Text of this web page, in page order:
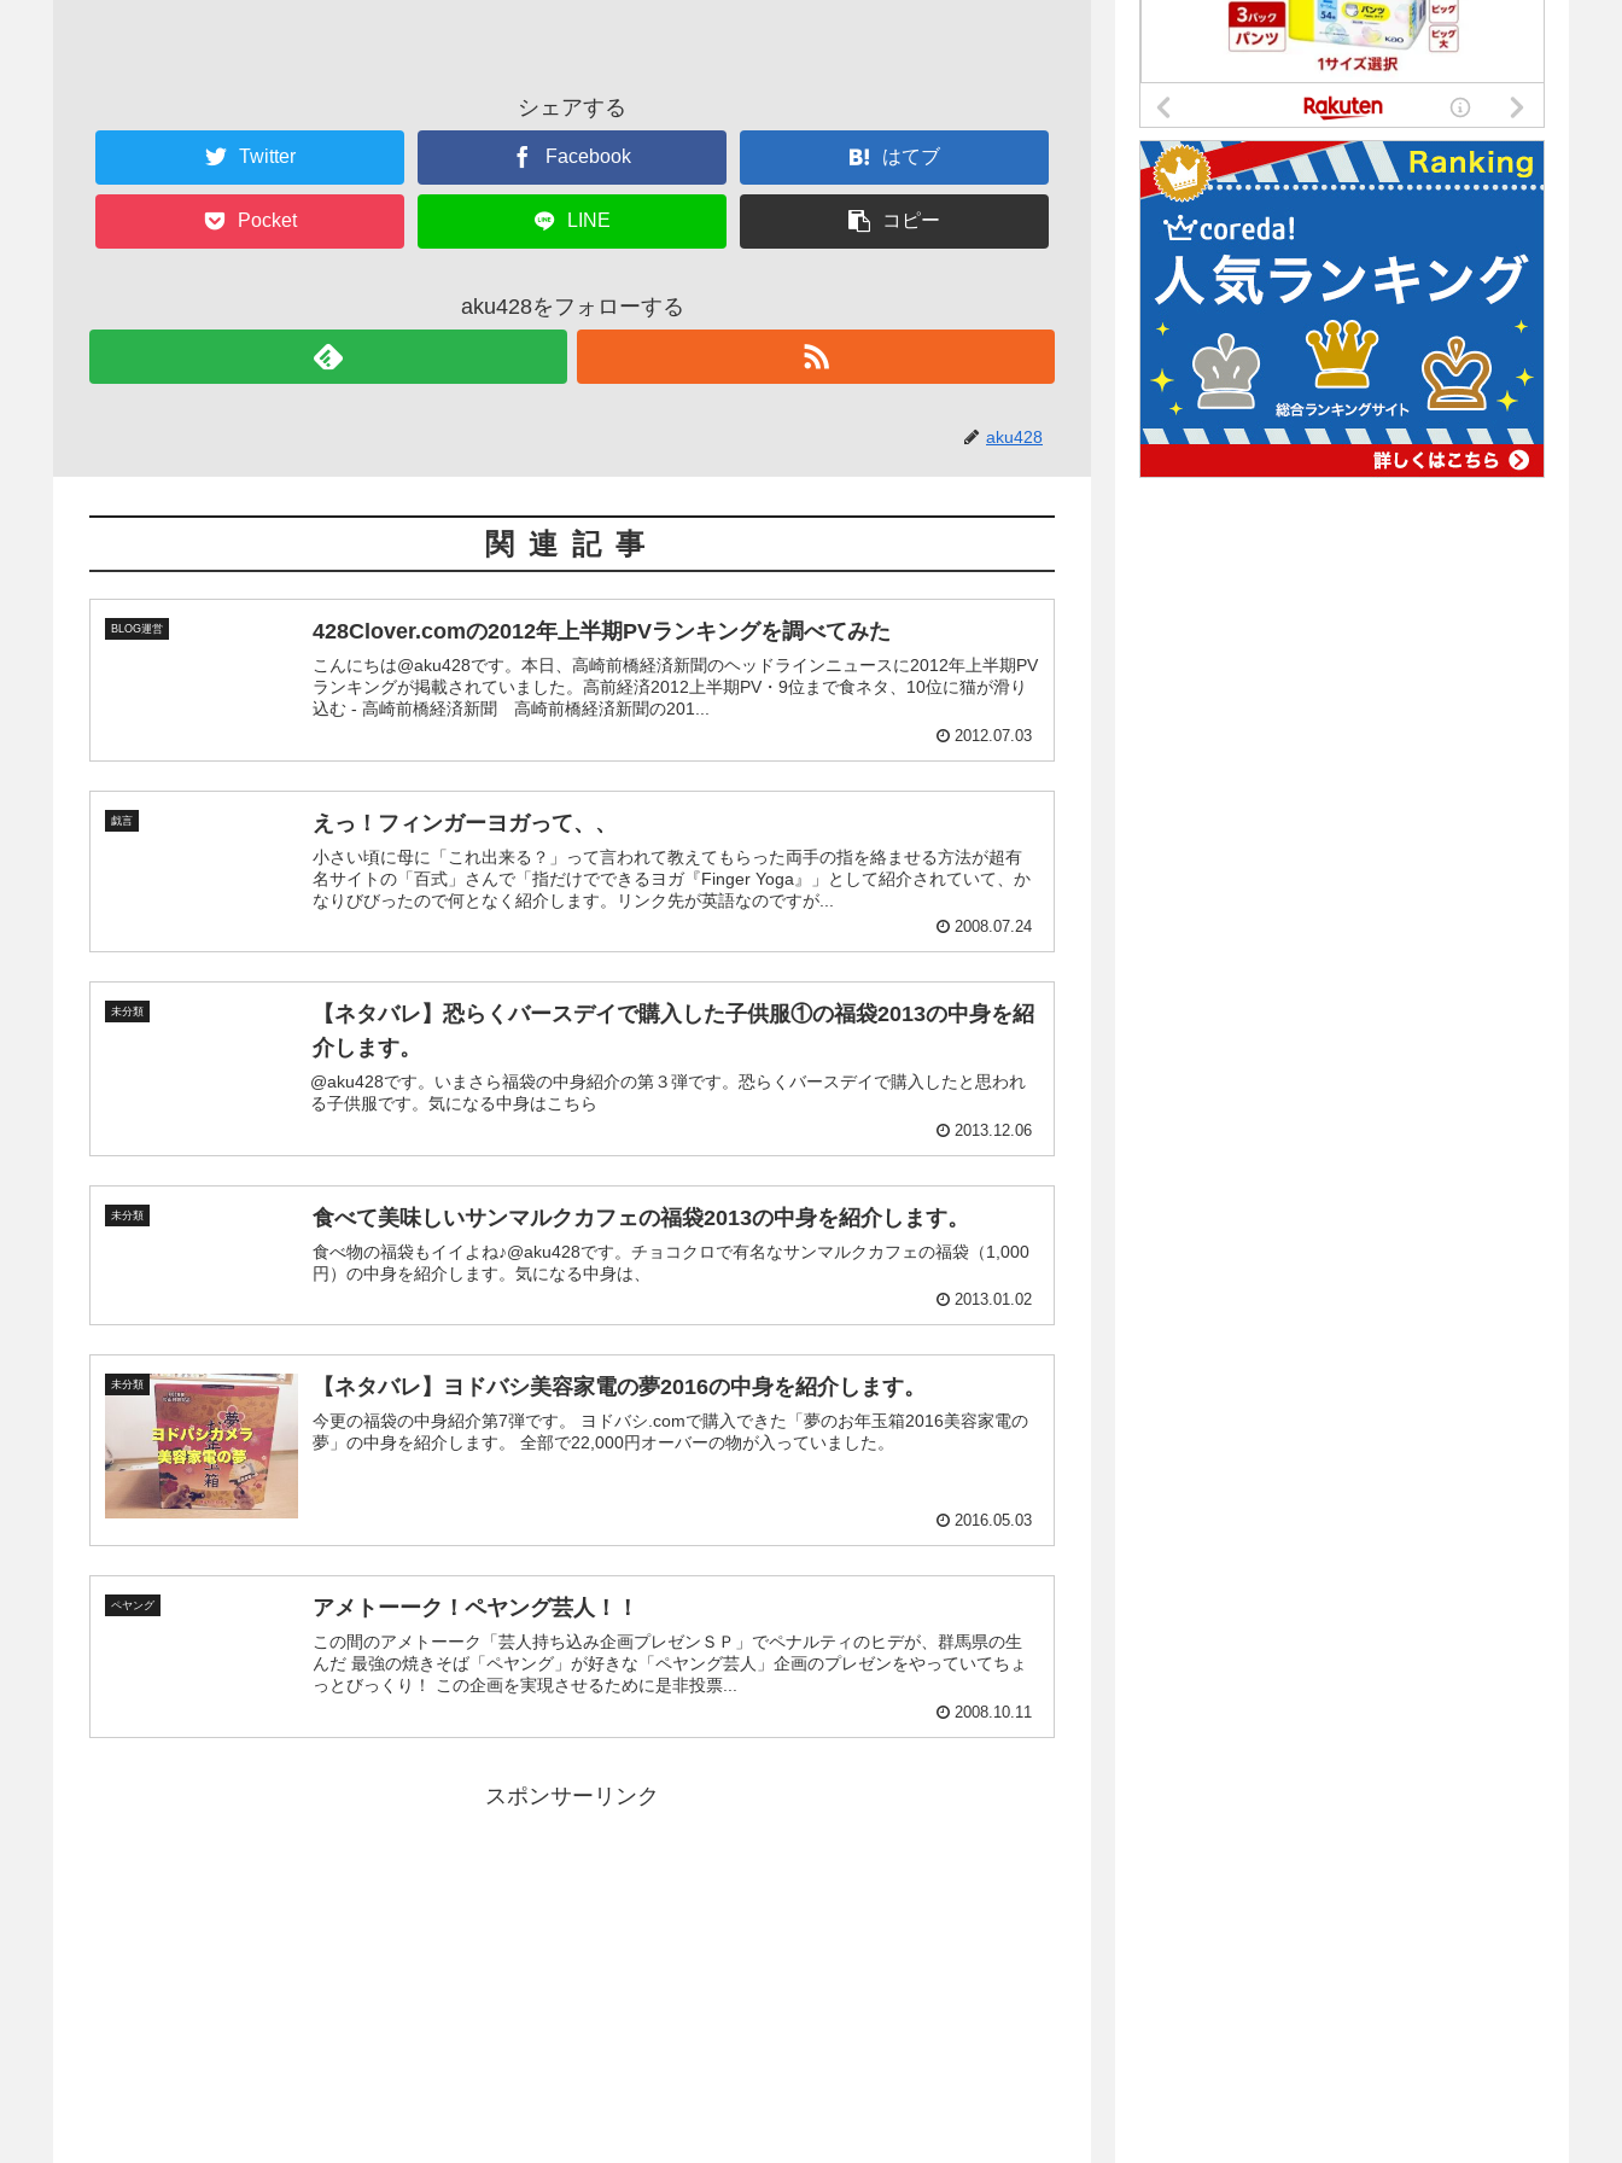
シェアする
Twitter Facebook はてブ
Pocket LINE コピー
aku428をフォローする
aku428
関連記事
BLOG運営 428Clover.comの2012年上半期PVランキングを調べてみた
こんにちは@aku428です。本日、高崎前橋経済新聞のヘッドラインニュースに2012年上半期PV
ランキングが掲載されていました。高前経済2012上半期PV・9位まで食ネタ、10位に猫が滑り
込む - 高崎前橋経済新聞 高崎前橋経済新聞の201...
2012.07.03
戯言 えっ！フィンガーヨガって、、
小さい頃に母に「これ出来る？」って言われて教えてもらった両手の指を絡ませる方法が超有
名サイトの「百式」さんで「指だけでできるヨガ『Finger Yoga』」として紹介されていて、か
なりびびったので何となく紹介します。リンク先が英語なのですが...
2008.07.24
未分類
【ネタバレ】恐らくバースデイで購入した子供服①の福袋2013の中身を紹
介します。
@aku428です。いまさら福袋の中身紹介の第３弾です。恐らくバースデイで購入したと思われ
る子供服です。気になる中身はこちら
2013.12.06
未分類 食べて美味しいサンマルクカフェの福袋2013の中身を紹介します。
食べ物の福袋もイイよね♪@aku428です。チョコクロで有名なサンマルクカフェの福袋（1,000
円）の中身を紹介します。気になる中身は、
2013.01.02
未分類 【ネタバレ】ヨドバシ美容家電の夢2016の中身を紹介します。
今更の福袋の中身紹介第7弾です。 ヨドバシ.comで購入できた「夢のお年玉箱2016美容家電の
夢」の中身を紹介します。 全部で22,000円オーバーの物が入っていました。
2016.05.03
ペヤング アメトーーク！ペヤング芸人！！
この間のアメトーーク「芸人持ち込み企画プレゼンＳＰ」でペナルティのヒデが、群馬県の生
んだ 最強の焼きそば「ペヤング」が好きな「ペヤング芸人」企画のプレゼンをやっていてちょ
っとびっくり！ この企画を実現させるために是非投票...
2008.10.11
スポンサーリンク